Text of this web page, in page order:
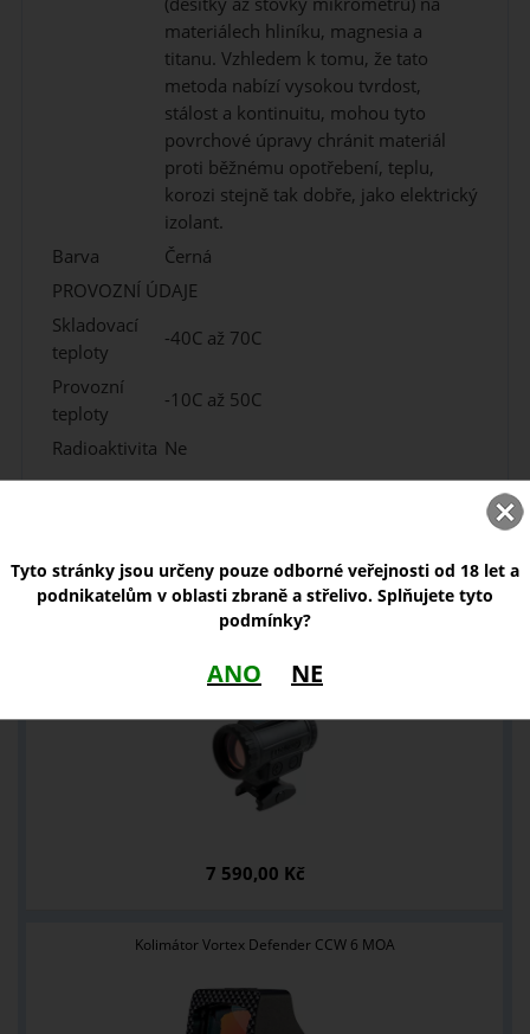
materiálech hliníku, magnesia a
titanu. Vzhledem k tomu, že tato
metoda nabízí vysokou tvrdost,
stálost a kontinuitu, mohou tyto
povrchové úpravy chránit materiál
proti běžnému opotřebení, teplu,
korozi stejně tak dobře, jako elektrický
izolant.
Barva
Černá
PROVOZNÍ ÚDAJE
Skladovací
teploty
-40C až 70C
Provozní
teploty
-10C až 50C
Radioaktivita Ne
NOVINKY
Kolimátor Holosun ARO EVO RD2
7 590,00 Kč
Kolimátor Vortex Defender CCW 6 MOA
Tyto stránky jsou určeny pouze odborné veřejnosti od 18 let a
podnikatelům v oblasti zbraně a střelivo. Splňujete tyto
podmínky?
ANO NE